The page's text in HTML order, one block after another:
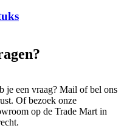
je een vraag? Mail of bel ons
Of bezoek onze
op de Trade Mart in